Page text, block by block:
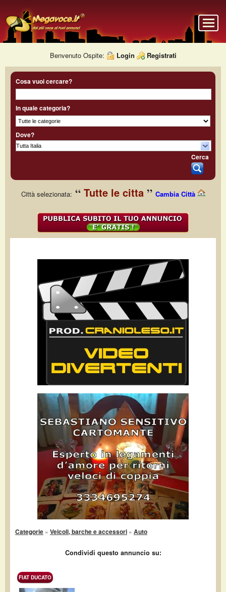
Benvenuto Ospite: Login Registrati
Cosa vuoi cercare?
In quale categoria?
Dove?
Cerca
Città selezionata: Tutte le citta Cambia Città
Categorie » Veicoli, barche e accessori » Auto
Condividi questo annuncio su:
FIAT DUCATO